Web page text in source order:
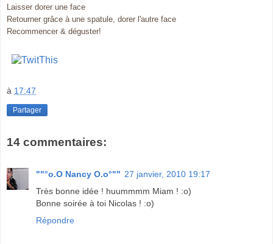
Laisser dorer une face
Retourner grâce à une spatule, dorer l'autre face
Recommencer & déguster!
à 17:47
Partager
14 commentaires:
""°o.O Nancy O.o°"" 27 janvier, 2010 19:17
Très bonne idée ! huummmm Miam ! :o)
Bonne soirée à toi Nicolas ! :o)
Répondre